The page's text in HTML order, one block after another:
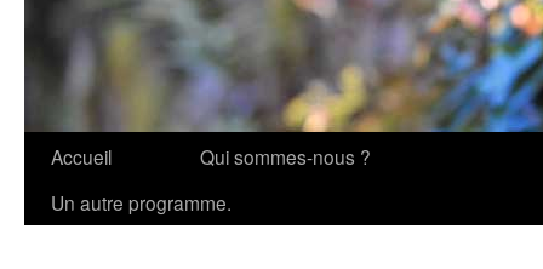
Aller
Accueil
Qui sommes-nous ?
Un autre programme.